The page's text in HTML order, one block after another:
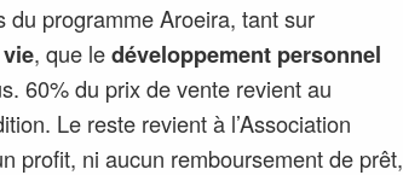
du programme Aroeira, tant sur
, que ledéveloppement personnel
60% du prix de vente revient au
Le reste revient à l’Association
profit, ni aucun remboursement de prêt,